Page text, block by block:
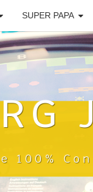
SUPER PAPA
100%